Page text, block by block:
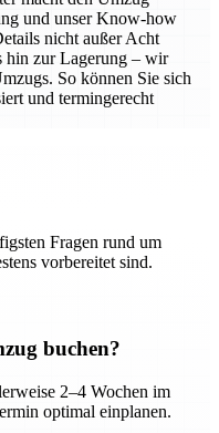
und unser Know-how
nicht außer Acht
hin zur Lagerung – wir
So können Sie sich
und termingerecht
Fragen rund um
vorbereitet sind.
buchen?
2–4 Wochen im
optimal einplanen.